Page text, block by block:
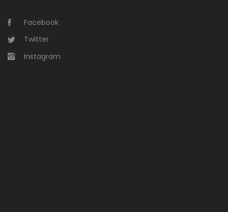
Facebook
Twitter
Instagram